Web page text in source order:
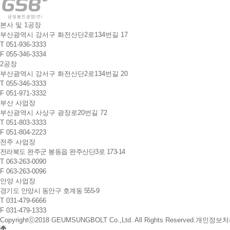
본사 및 1공장
부산광역시 강서구 화전산단2로134번길 17
T 051-936-3333
F 055-346-3334
2공장
부산광역시 강서구 화전산단2로134번길 20
T 055-346-3333
F 051-971-3332
부산 사업장
부산광역시 사상구 광장로20번길 72
T 051-803-3333
F 051-804-2223
전주 사업장
전라북도 완주군 봉동읍 완주산단3로 173-14
T 063-263-0090
F 063-263-0096
안양 사업장
경기도 안양시 동안구 호계동 555-9
T 031-479-6666
F 031-479-1333
Copyrightⓒ2018 GEUMSUNGBOLT Co.,Ltd. All Rights Reserved.개인정보